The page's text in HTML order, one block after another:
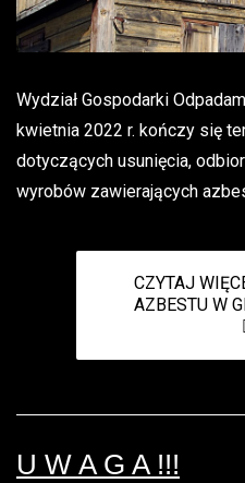
Wydział Gospodarki
kwietnia 2022 r. kończy się
dotyczących usunięcia,
wyrobów zawierających
CZYTAJ
AZBESTU W
U W A G A !!!